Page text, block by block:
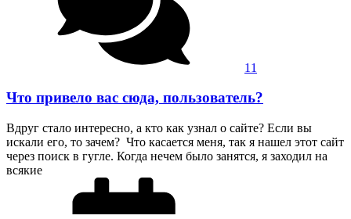
11
Что привело вас сюда, пользователь?
Вдруг стало интересно, а кто как узнал о сайте? Если вы
искали его, то зачем? Что касается меня, так я нашел этот сайт
через поиск в гугле. Когда нечем было занятся, я заходил на
всякие